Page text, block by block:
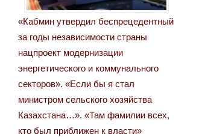
«Кабмин утвердил беспрецедентный
за годы независимости страны
нацпроект модернизации
энергетического и коммунального
секторов». «Если бы я стал
министром сельского хозяйства
Казахстана…». «Там фамилии всех,
кто был приближен к власти»